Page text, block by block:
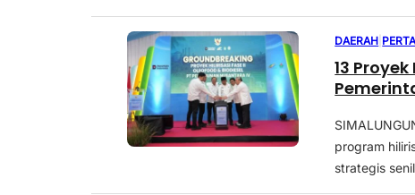
DAERAH
13
program
strategis